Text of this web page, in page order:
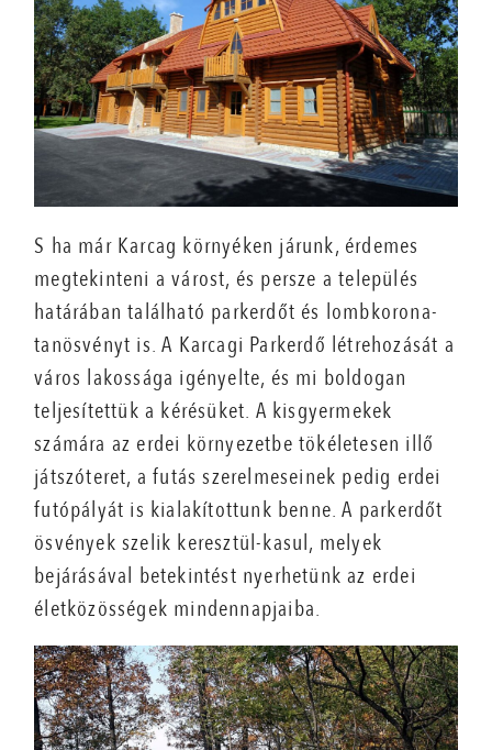
S ha már Karcag környéken járunk, érdemes
megtekinteni a várost, és persze a település
határában található parkerdőt és lombkorona-
tanösvényt is. A Karcagi Parkerdő létrehozását a
város lakossága igényelte, és mi boldogan
teljesítettük a kérésüket. A kisgyermekek
számára az erdei környezetbe tökéletesen illő
játszóteret, a futás szerelmeseinek pedig erdei
futópályát is kialakítottunk benne. A parkerdőt
ösvények szelik keresztül-kasul, melyek
bejárásával betekintést nyerhetünk az erdei
életközösségek mindennapjaiba.